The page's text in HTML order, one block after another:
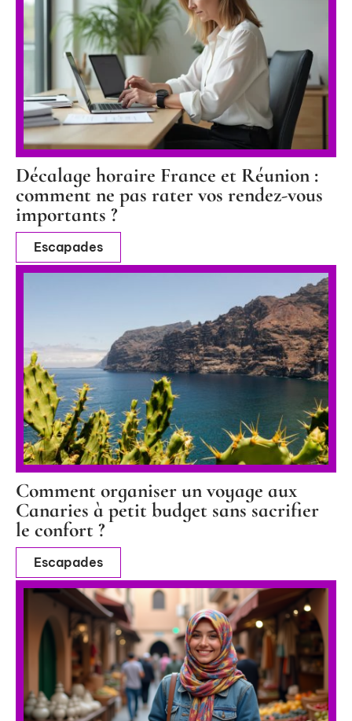
Décalage horaire France et Réunion :
comment ne pas rater vos rendez-vous
importants ?
Escapades
Comment organiser un voyage aux
Canaries à petit budget sans sacrifier
le confort ?
Escapades